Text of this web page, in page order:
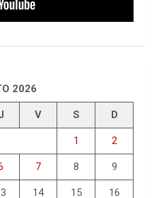
2026
V S D
1 2
7 8 9
14 15 16